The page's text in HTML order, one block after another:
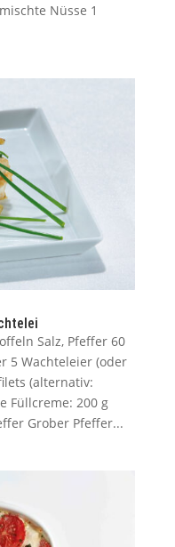
Nüsse 1
Salz, Pfeffer 60
5 Wachteleier (oder
(alternativ:
Füllcreme: 200 g
Grober Pfeffer...